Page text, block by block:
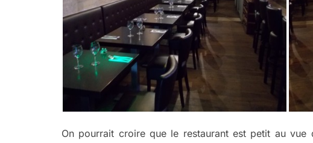
On pourrait croire que le restaurant est petit au